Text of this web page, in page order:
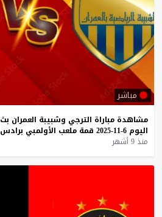
مباشر
مشاهدة مباراة الترجي وشبيبة العمران بث
اليوم 6-11-2025 قمة ملعب الأولمبي برادس
منذ 9 أشهر